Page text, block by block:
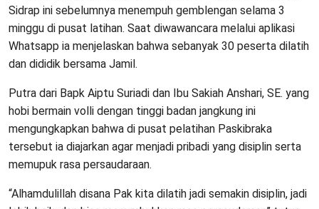
Sidrap ini sebelumnya menempuh gemblengan selama 3
minggu di pusat latihan. Saat diwawancara melalui aplikasi
Whatsapp ia menjelaskan bahwa sebanyak 30 peserta dilatih
dan dididik bersama Jamil.
Putra dari Bapk Aiptu Suriadi dan Ibu Sakiah Anshari, SE. yang
hobi bermain volli dengan tinggi badan jangkung ini
mengungkapkan bahwa di pusat pelatihan Paskibraka
tersebut ia diajarkan agar menjadi pribadi yang disiplin serta
memupuk rasa persaudaraan.
“Alhamdulillah disana Pak kita dilatih jadi semakin disiplin, jadi